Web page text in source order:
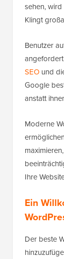
sehen,
Klingt
Benutzer
SEO und
Google
anstatt
Moderne
Ihre
Ein
Der beste